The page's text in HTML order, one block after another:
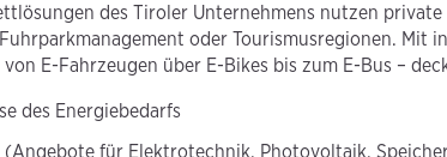
des Tiroler Unternehmens nutzen
oder Tourismusregionen. Mit
E-Fahrzeugen über E-Bikes bis zum E-Bus –
des Energiebedarfs
(Angebote für Elektrotechnik, Photovoltaik,